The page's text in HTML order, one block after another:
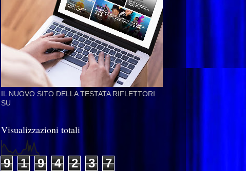
IL NUOVO SITO DELLA TESTATA RIFLETTORI
SU
Visualizzazioni totali
9 1 9 4 2 3 7